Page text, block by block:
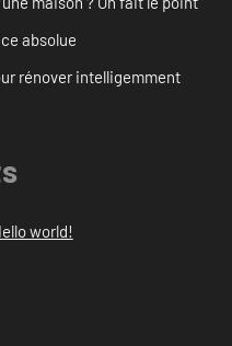
absolue
rénover intelligemment
world!